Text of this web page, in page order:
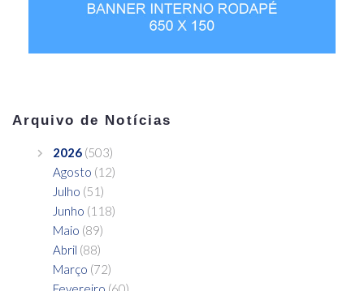
Arquivo de Notícias
2026 (503)
Agosto (12)
Julho (51)
Junho (118)
Maio (89)
Abril (88)
Março (72)